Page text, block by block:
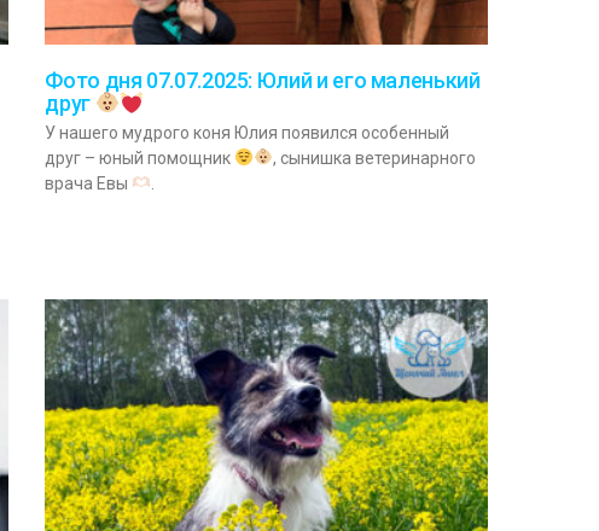
Фото дня 07.07.2025: Юлий и его маленький
друг
У нашего мудрого коня Юлия появился особенный
друг – юный помощник
, сынишка ветеринарного
врача Евы